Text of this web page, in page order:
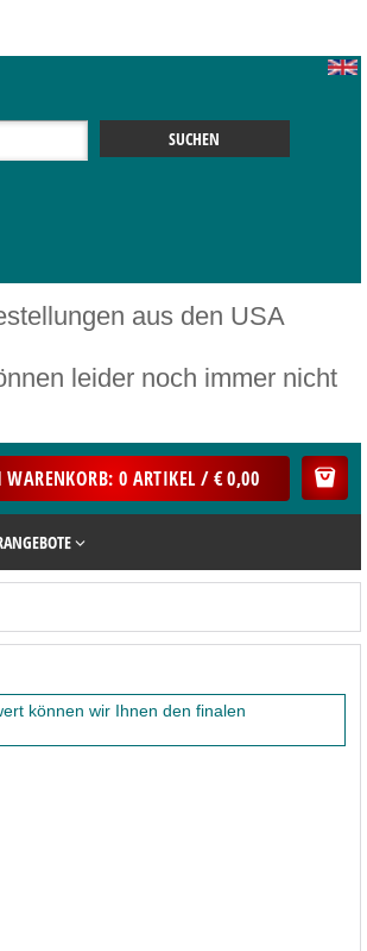
aus den USA
leider noch immer nicht
WARENKORB: 0 ARTIKEL / € 0,00
können wir Ihnen den finalen